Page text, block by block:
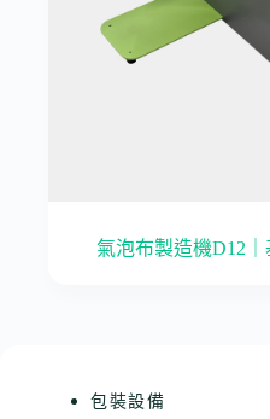
氣泡布製造機D12
包裝設備